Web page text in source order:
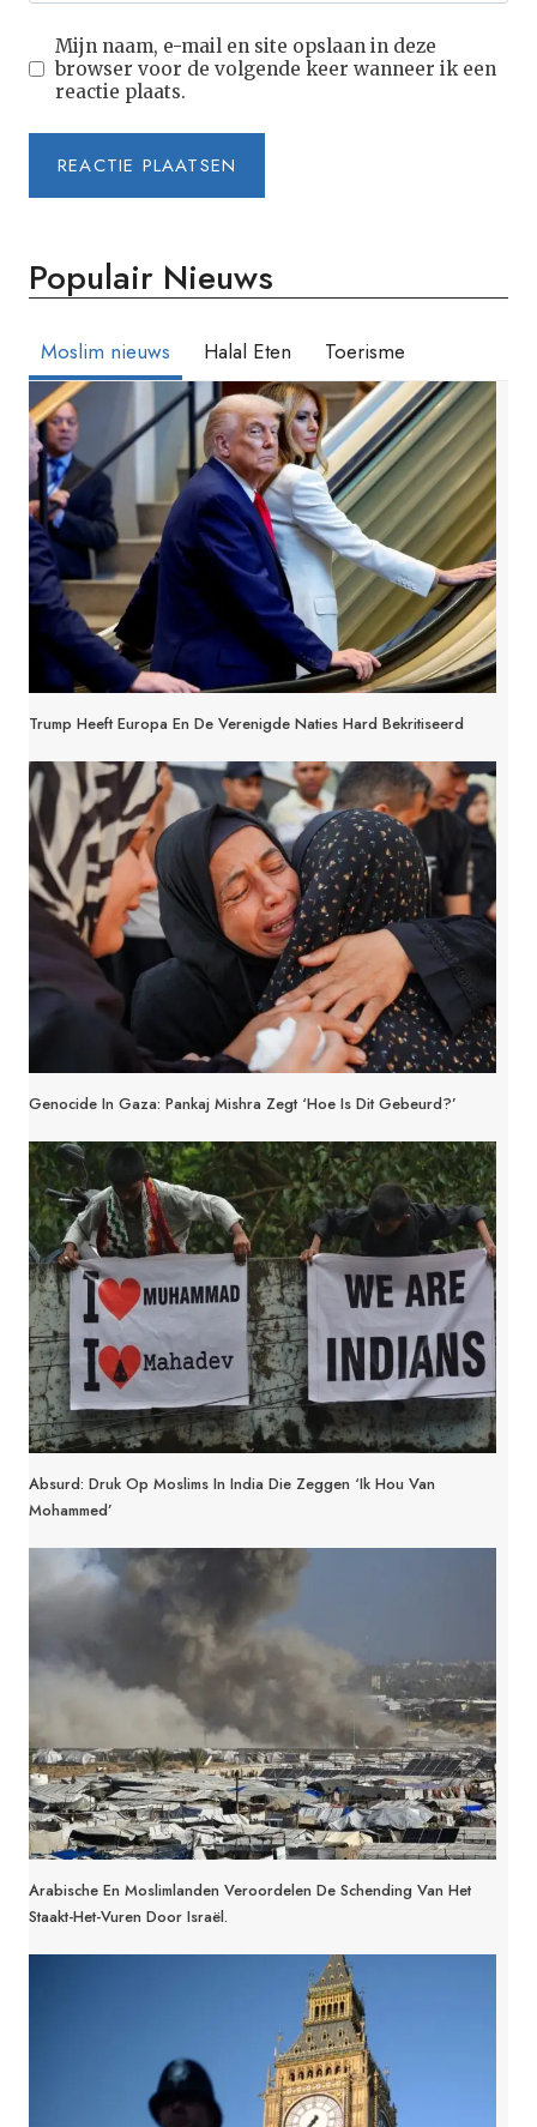
Mijn naam, e-mail en site opslaan in deze
browser voor de volgende keer wanneer ik een
reactie plaats.
Populair Nieuws
Moslim nieuws Halal Eten Toerisme
Trump Heeft Europa En De Verenigde Naties Hard Bekritiseerd
Genocide In Gaza: Pankaj Mishra Zegt ‘Hoe Is Dit Gebeurd?’
Absurd: Druk Op Moslims In India Die Zeggen ‘Ik Hou Van
Mohammed’
Arabische En Moslimlanden Veroordelen De Schending Van Het
Staakt-Het-Vuren Door Israël.